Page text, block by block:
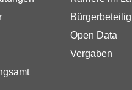
Open Data
Vergaben